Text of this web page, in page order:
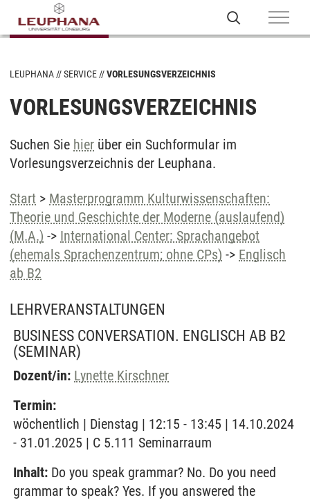
LEUPHANA SERVICE VORLESUNGSVERZEICHNIS
VORLESUNGSVERZEICHNIS
Suchen Sie hier über ein Suchformular im
Vorlesungsverzeichnis der Leuphana.
Start > Masterprogramm Kulturwissenschaften:
Theorie und Geschichte der Moderne (auslaufend)
(M.A.) -> International Center: Sprachangebot
(ehemals Sprachenzentrum; ohne CPs) -> Englisch
ab B2
LEHRVERANSTALTUNGEN
BUSINESS CONVERSATION. ENGLISCH AB B2
(SEMINAR)
Dozent/in: Lynette Kirschner
Termin:
wöchentlich | Dienstag | 12:15 - 13:45 | 14.10.2024
- 31.01.2025 | C 5.111 Seminarraum
Inhalt: Do you speak grammar? No. Do you need
grammar to speak? Yes. If you answered the